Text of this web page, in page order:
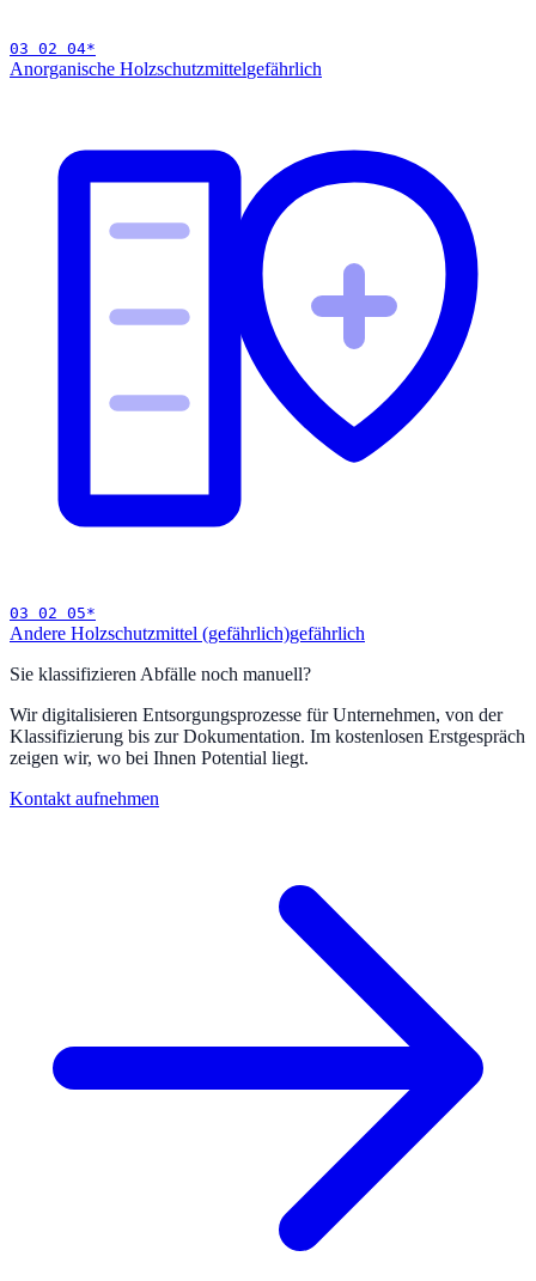
03 02 04*
Anorganische Holzschutzmittelgefährlich
03 02 05*
Andere Holzschutzmittel (gefährlich)gefährlich
Sie klassifizieren Abfälle noch manuell?
Wir digitalisieren Entsorgungsprozesse für Unternehmen, von der
Klassifizierung bis zur Dokumentation. Im kostenlosen Erstgespräch
zeigen wir, wo bei Ihnen Potential liegt.
Kontakt aufnehmen